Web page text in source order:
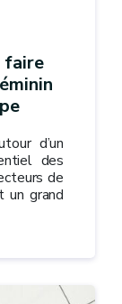
faire
d’un
des
de
un grand